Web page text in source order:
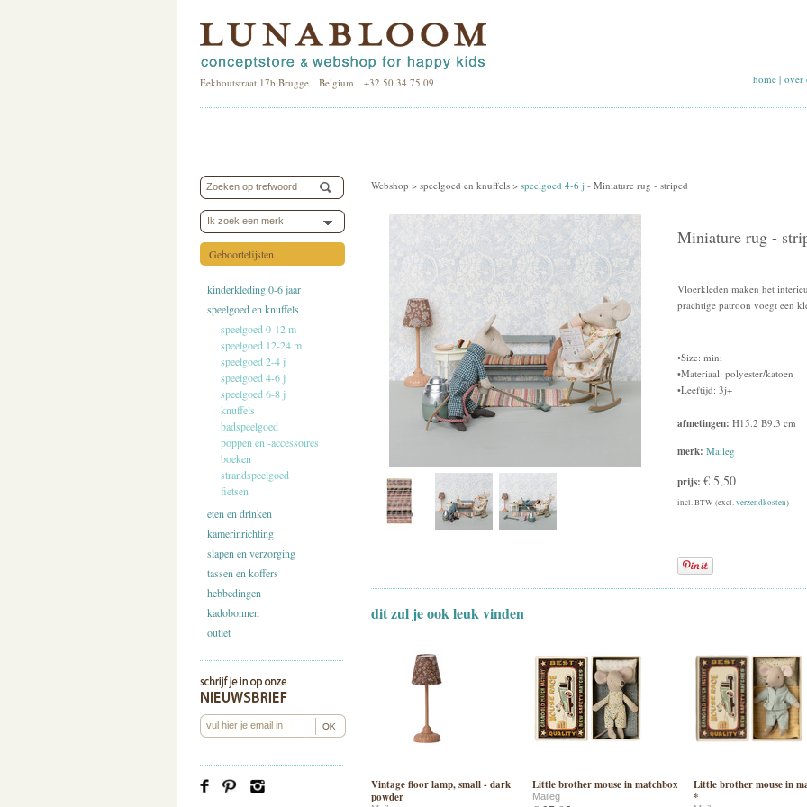
Eekhoutstraat 17b Brugge Belgium +32 50 34 75 09 home | over
Ik zoek een merk
Geboortelijsten
kinderkleding 0-6 jaar
speelgoed en knuffels
speelgoed 0-12 m
speelgoed 12-24 m
speelgoed 2-4 j
speelgoed 4-6 j
speelgoed 6-8 j
knuffels
badspeelgoed
poppen en -accessoires
boeken
strandspeelgoed
fietsen
eten en drinken
kamerinrichting
slapen en verzorging
tassen en koffers
hebbedingen
kadobonnen
outlet
Webshop > speelgoed en knuffels > speelgoed 4-6 j - Miniature rug - striped
Miniature rug -
Vloerkleden maken het
prachtige patroon voegt een
•Size: mini
•Materiaal: polyester/katoen
•Leeftijd: 3j+
afmetingen: H15.2 B9.3 cm
merk: Maileg
prijs: € 5,50
incl. BTW (excl.verzendkosten)
dit zul je ook leuk vinden
Vintage floor lamp, small - dark
powder
Little brother mouse in matchbox
Maileg
Little brother mouse in
*